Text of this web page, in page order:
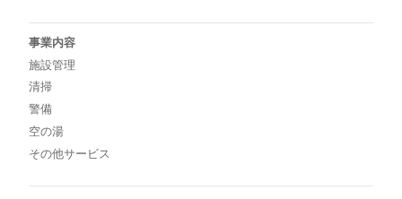
事業内容
施設管理
清掃
警備
空の湯
その他サービス